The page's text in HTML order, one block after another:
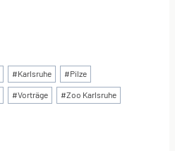
#Karlsruhe #Pilze
#Vorträge #Zoo Karlsruhe